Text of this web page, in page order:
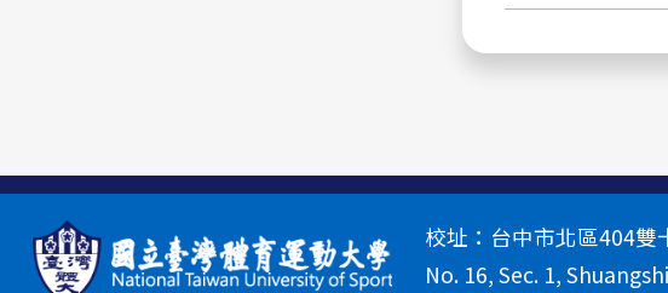
校址：台中市北區404雙
No. 16, Sec. 1,